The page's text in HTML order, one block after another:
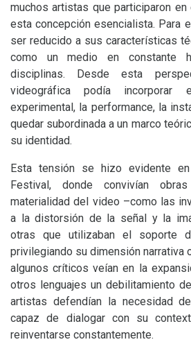
muchos artistas que participaron
esta concepción esencialista. Para
ser reducido a sus características
como un medio en constante
disciplinas. Desde esta
videográfica podía incorporar
experimental, la performance, la
quedar subordinada a un marco
su identidad.
Esta tensión se hizo evidente
Festival, donde convivían
materialidad del video –como las
a la distorsión de la señal y la
otras que utilizaban el soporte
privilegiando su dimensión narrativa
algunos críticos veían en la
otros lenguajes un debilitamiento
artistas defendían la necesidad
capaz de dialogar con su
reinventarse constantemente.